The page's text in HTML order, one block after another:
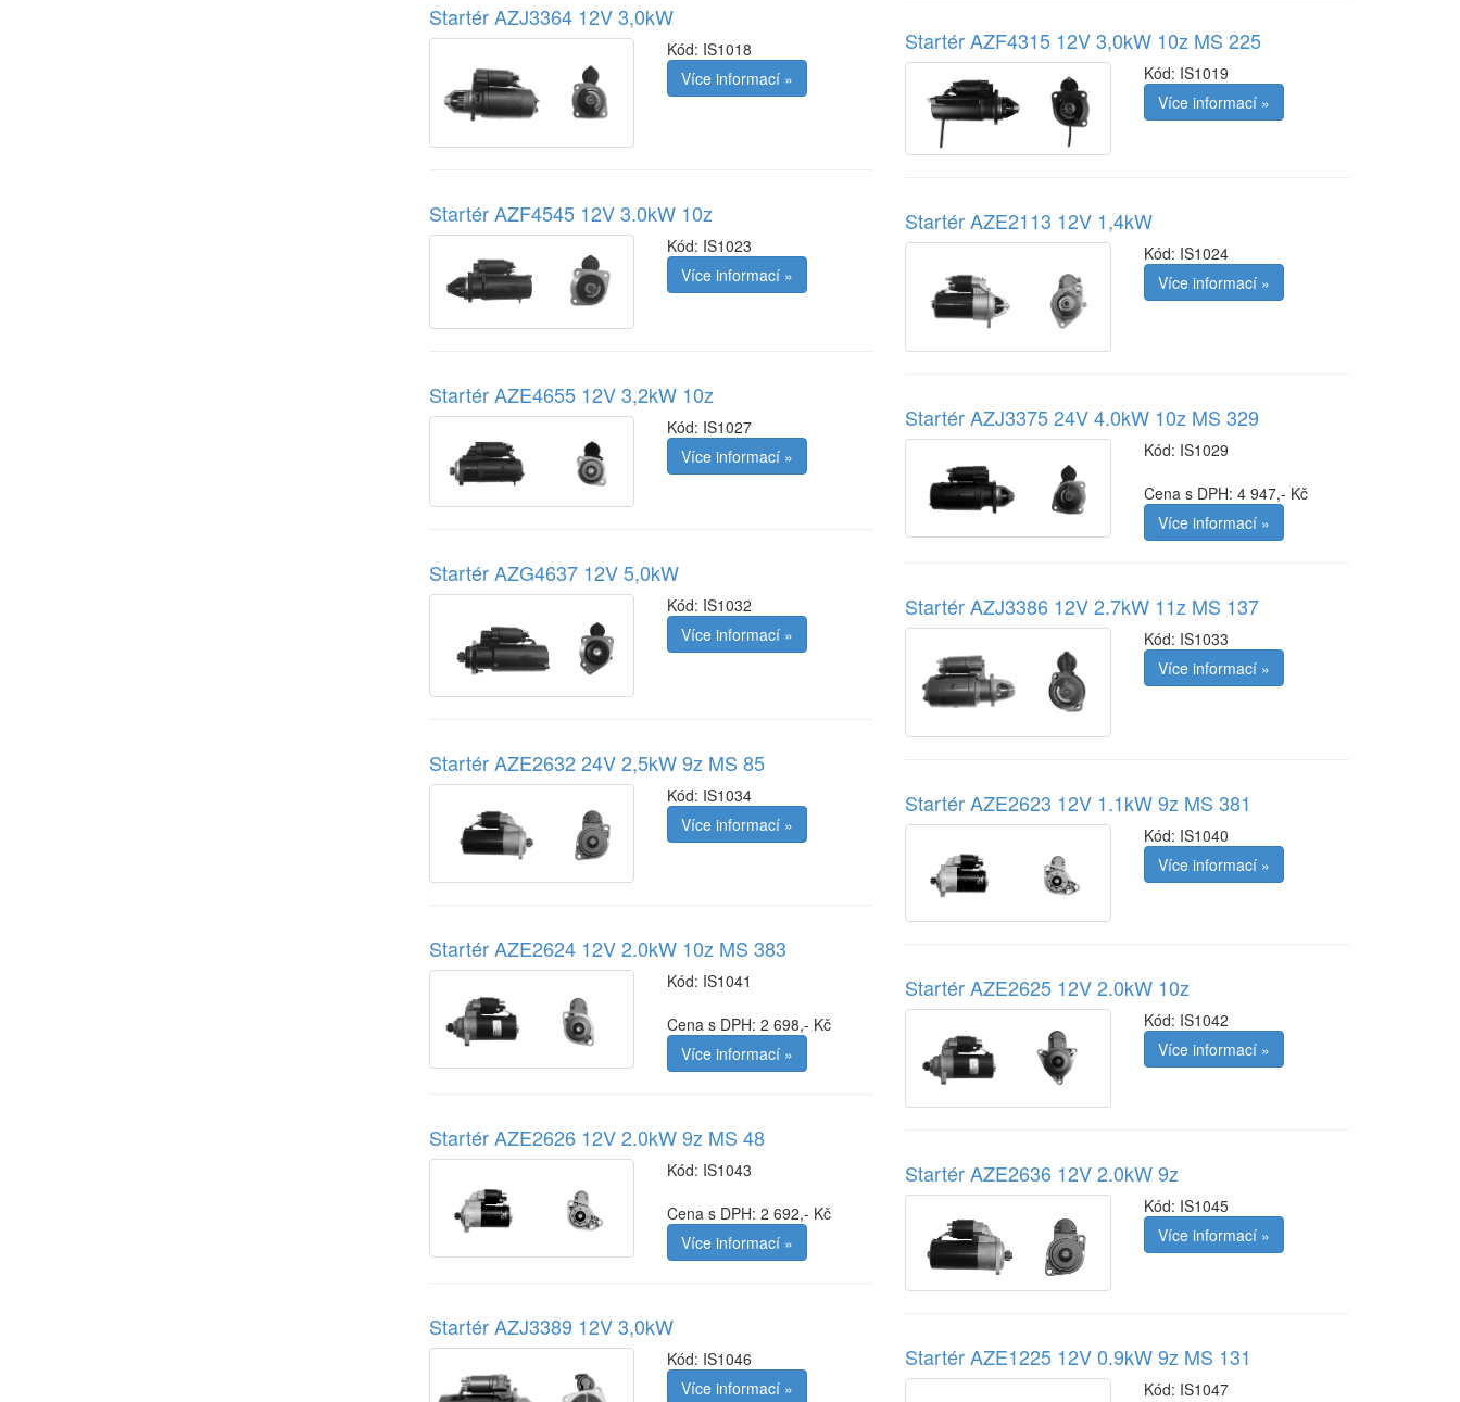
Startér AZJ3364 12V 3,0kW
Kód: IS1018
Více informací »
Startér AZF4545 12V 3.0kW 10z
Kód: IS1023
Více informací »
Startér AZE4655 12V 3,2kW 10z
Kód: IS1027
Více informací »
Startér AZG4637 12V 5,0kW
Kód: IS1032
Více informací »
Startér AZE2632 24V 2,5kW 9z MS 85
Kód: IS1034
Více informací »
Startér AZE2624 12V 2.0kW 10z MS 383
Kód: IS1041
Cena s DPH: 2 698,- Kč
Více informací »
Startér AZE2626 12V 2.0kW 9z MS 48
Kód: IS1043
Cena s DPH: 2 692,- Kč
Více informací »
Startér AZJ3389 12V 3,0kW
Kód: IS1046
Více informací »
Startér AZF4315 12V 3,0kW 10z MS 225
Kód: IS1019
Více informací »
Startér AZE2113 12V 1,4kW
Kód: IS1024
Více informací »
Startér AZJ3375 24V 4.0kW 10z MS 329
Kód: IS1029
Cena s DPH: 4 947,- Kč
Více informací »
Startér AZJ3386 12V 2.7kW 11z MS 137
Kód: IS1033
Více informací »
Startér AZE2623 12V 1.1kW 9z MS 381
Kód: IS1040
Více informací »
Startér AZE2625 12V 2.0kW 10z
Kód: IS1042
Více informací »
Startér AZE2636 12V 2.0kW 9z
Kód: IS1045
Více informací »
Startér AZE1225 12V 0.9kW 9z MS 131
Kód: IS1047